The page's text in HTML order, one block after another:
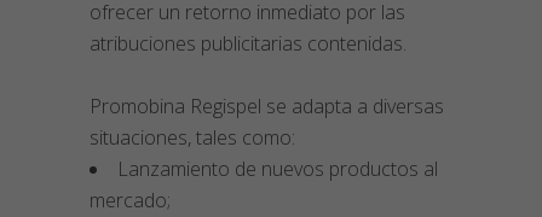
ofrecer un retorno inmediato por las
atribuciones publicitarias contenidas.
Promobina Regispel se adapta a diversas
situaciones, tales como:
Lanzamiento de nuevos productos al
mercado;